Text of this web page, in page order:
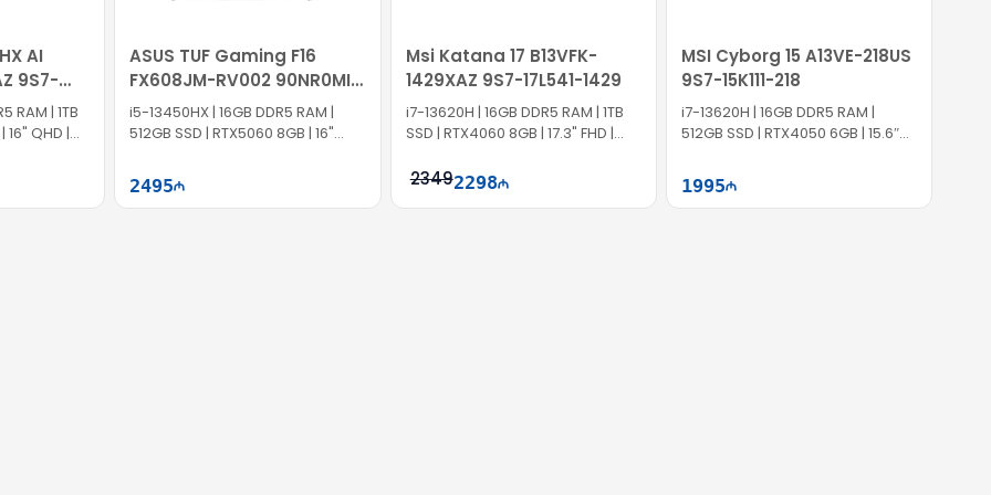
AI
9S7-
RAM | 1TB
16" QHD |
ASUS TUF Gaming F16
FX608JM-RV002 90NR0MI1-
M002V0
i5-13450HX | 16GB DDR5 RAM |
512GB SSD | RTX5060 8GB | 16"
2495
Msi Katana 17 B13VFK-
1429XAZ 9S7-17L541-1429
i7-13620H | 16GB DDR5 RAM | 1TB
SSD | RTX4060 8GB | 17.3" FHD |
23492298
MSI Cyborg 15 A13VE-218US
9S7-15K111-218
i7-13620H | 16GB DDR5 RAM |
512GB SSD | RTX4050 6GB | 15.6″
1995